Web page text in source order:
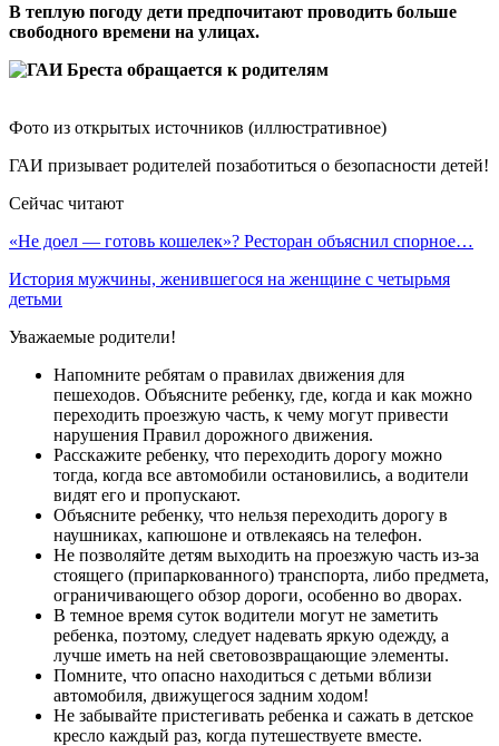
В теплую погоду дети предпочитают проводить больше
свободного времени на улицах.
Фото из открытых источников (иллюстративное)
ГАИ призывает родителей позаботиться о безопасности детей!
Сейчас читают
«Не доел — готовь кошелек»? Ресторан объяснил спорное…
История мужчины, женившегося на женщине с четырьмя
детьми
Уважаемые родители!
Напомните ребятам о правилах движения для
пешеходов. Объясните ребенку, где, когда и как можно
переходить проезжую часть, к чему могут привести
нарушения Правил дорожного движения.
Расскажите ребенку, что переходить дорогу можно
тогда, когда все автомобили остановились, а водители
видят его и пропускают.
Объясните ребенку, что нельзя переходить дорогу в
наушниках, капюшоне и отвлекаясь на телефон.
Не позволяйте детям выходить на проезжую часть из-за
стоящего (припаркованного) транспорта, либо предмета,
ограничивающего обзор дороги, особенно во дворах.
В темное время суток водители могут не заметить
ребенка, поэтому, следует надевать яркую одежду, а
лучше иметь на ней световозвращающие элементы.
Помните, что опасно находиться с детьми вблизи
автомобиля, движущегося задним ходом!
Не забывайте пристегивать ребенка и сажать в детское
кресло каждый раз, когда путешествуете вместе.